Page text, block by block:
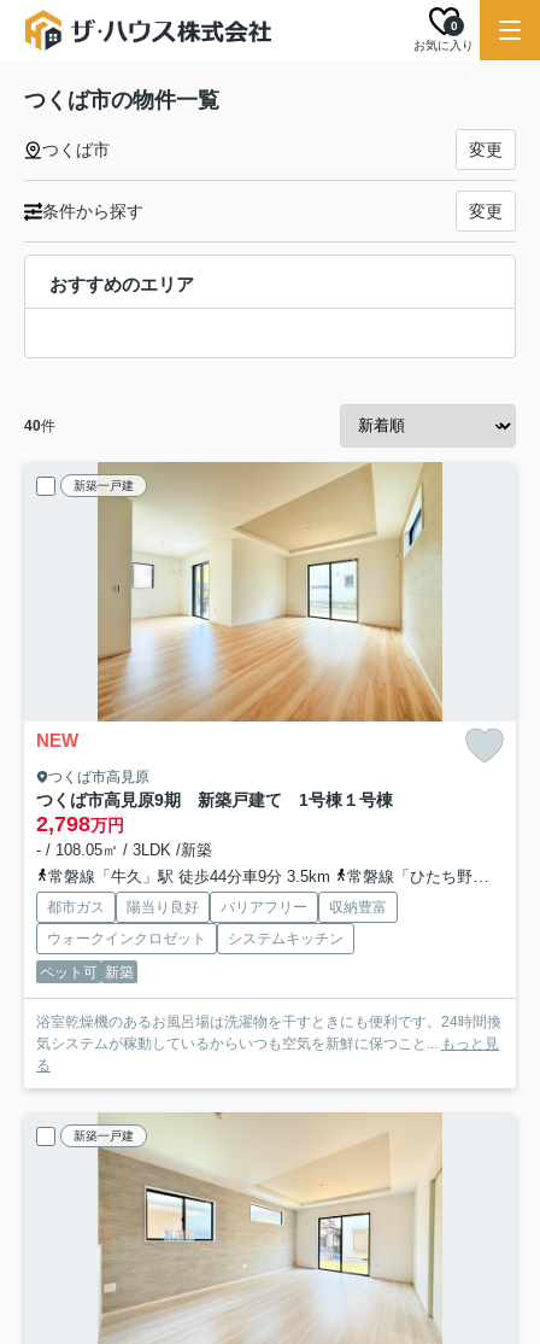
お気に入り
0
つくば市の物件一覧
つくば市 変更
条件から探す 変更
おすすめのエリア
40件
新築一戸建
NEW
つくば市高見原
つくば市高見原9期 新築戸建て 1号棟１号棟
2,798万円
- / 108.05㎡ / 3LDK /新築
常磐線「牛久」駅 徒歩44分車9分 3.5km
常磐線「ひたち野うしく」駅 徒歩47分車10分 3.7km
都市ガス 陽当り良好 バリアフリー
収納豊富
ウォークインクロゼット
システムキッチン
ペット可 新築
浴室乾燥機のあるお風呂場は洗濯物を干すときにも便利です。24時間換
気システムが稼動しているからいつも空気を新鮮に保つこと... もっと見
る
新築一戸建